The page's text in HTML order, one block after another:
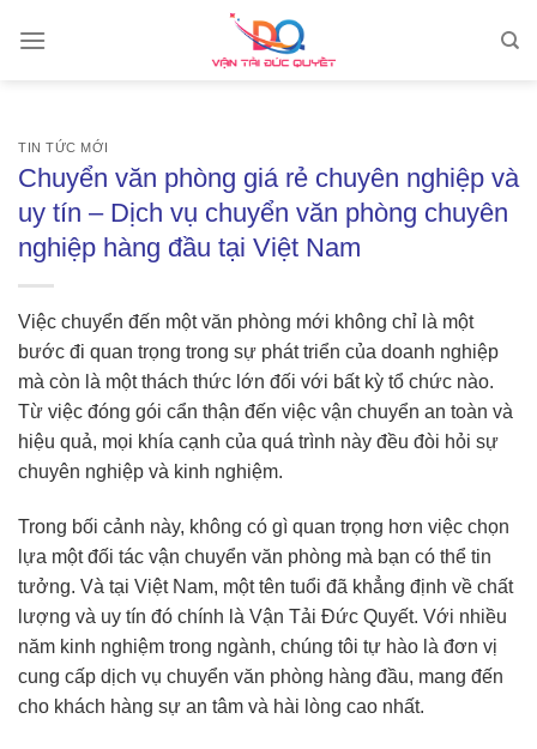
TIN TỨC MỚI
Chuyển văn phòng giá rẻ chuyên nghiệp và
uy tín – Dịch vụ chuyển văn phòng chuyên
nghiệp hàng đầu tại Việt Nam
Việc chuyển đến một văn phòng mới không chỉ là một
bước đi quan trọng trong sự phát triển của doanh nghiệp
mà còn là một thách thức lớn đối với bất kỳ tổ chức nào.
Từ việc đóng gói cẩn thận đến việc vận chuyển an toàn và
hiệu quả, mọi khía cạnh của quá trình này đều đòi hỏi sự
chuyên nghiệp và kinh nghiệm.
Trong bối cảnh này, không có gì quan trọng hơn việc chọn
lựa một đối tác vận chuyển văn phòng mà bạn có thể tin
tưởng. Và tại Việt Nam, một tên tuổi đã khẳng định về chất
lượng và uy tín đó chính là Vận Tải Đức Quyết. Với nhiều
năm kinh nghiệm trong ngành, chúng tôi tự hào là đơn vị
cung cấp dịch vụ chuyển văn phòng hàng đầu, mang đến
cho khách hàng sự an tâm và hài lòng cao nhất.